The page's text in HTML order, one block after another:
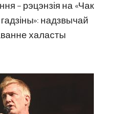
– рэцэнзія на «Чак
надзвычай
халасты